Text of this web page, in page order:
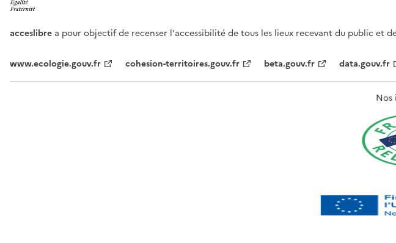
acceslibre a pour objectif de recenser l'accessibilité de tous les lieux recevant du public et
www.ecologie.gouv.fr cohesion-territoires.gouv.fr beta.gouv.fr data.gouv.fr
Nos